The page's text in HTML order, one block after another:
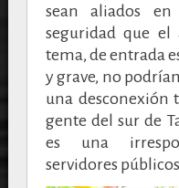
sean aliados
seguridad que
tema, de entrada
y grave, no
una desconexión
gente del sur de
es una
servidores